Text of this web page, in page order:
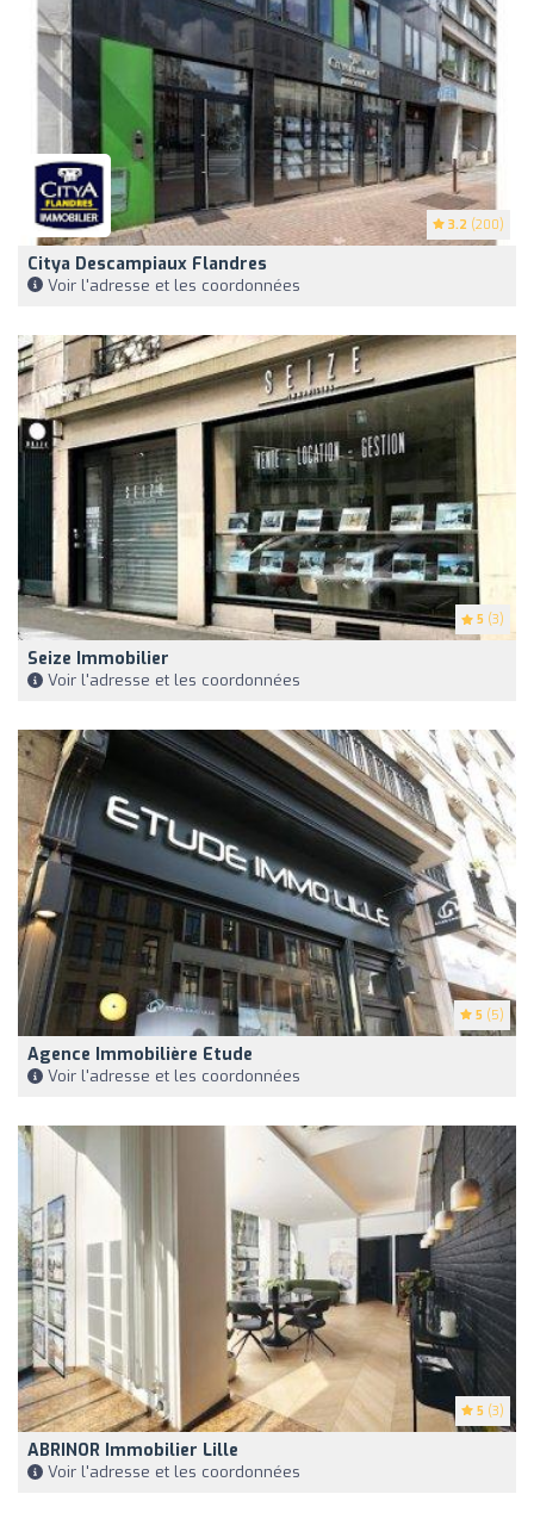
3.2 (200)
Citya Descampiaux Flandres
Voir l'adresse et les coordonnées
5 (3)
Seize Immobilier
Voir l'adresse et les coordonnées
5 (5)
Agence Immobilière Etude
Voir l'adresse et les coordonnées
5 (3)
ABRINOR Immobilier Lille
Voir l'adresse et les coordonnées